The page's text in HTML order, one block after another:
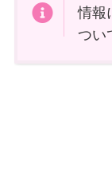
情報
つい